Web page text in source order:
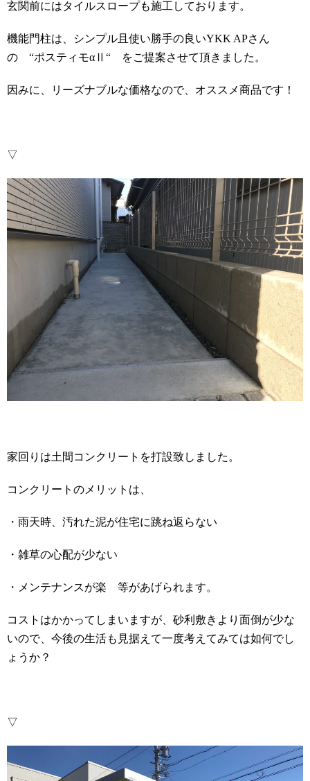
玄関前にはタイルスロープも施工しております。
機能門柱は、シンプル且使い勝手の良いYKK APさん
の “ポスティモαⅡ“ をご提案させて頂きました。
因みに、リーズナブルな価格なので、オススメ商品です！
▽
家回りは土間コンクリートを打設致しました。
コンクリートのメリットは、
・雨天時、汚れた泥が住宅に跳ね返らない
・雑草の心配が少ない
・メンテナンスが楽 等があげられます。
コストはかかってしまいますが、砂利敷きより面倒が少な
いので、今後の生活も見据えて一度考えてみては如何でし
ょうか？
▽